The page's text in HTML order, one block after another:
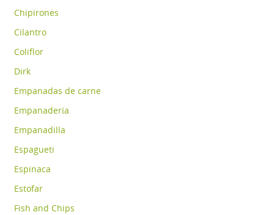
Chipirones
Cilantro
Coliflor
Dirk
Empanadas de carne
Empanadería
Empanadilla
Espagueti
Espinaca
Estofar
Fish and Chips